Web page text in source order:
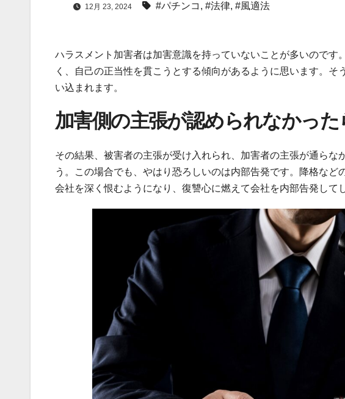
12月 23, 2024 #パチンコ , #法律, #風適法
ハラスメント加害者は加害意識を持っていないことが多いのです
く、自己の正当性を貫こうとする傾向があるように思います。
い込まれます。
加害側の主張が認められなかった
その結果、被害者の主張が受け入れられ、加害者の主張が通らな
う。この場合でも、やはり恐ろしいのは内部告発です。降格な
会社を深く恨むようになり、復讐心に燃えて会社を内部告発して